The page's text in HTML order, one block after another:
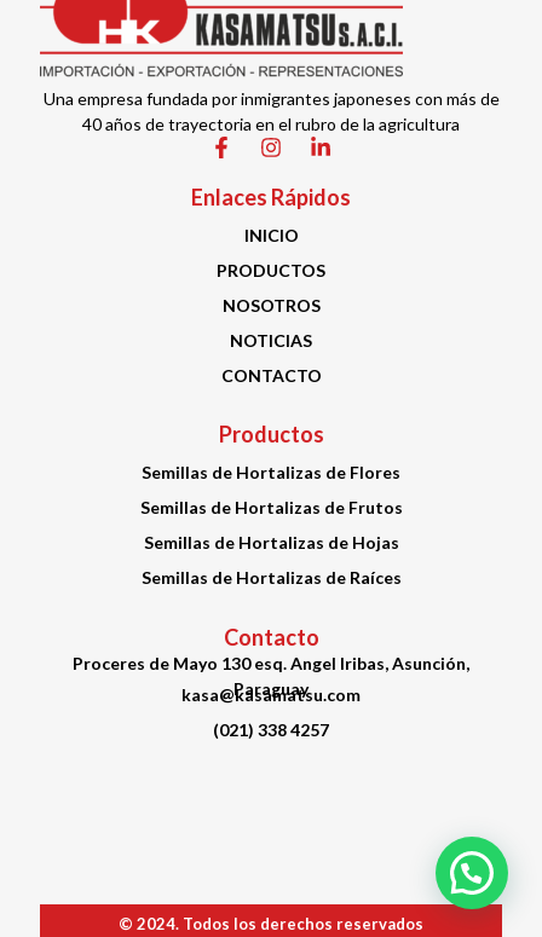
Una empresa fundada por inmigrantes japoneses con más de
40 años de trayectoria en el rubro de la agricultura
Productos
Semillas de Hortalizas de Flores
Semillas de Hortalizas de Frutos
Semillas de Hortalizas de Hojas
Semillas de Hortalizas de Raíces
Enlaces Rápidos
INICIO
PRODUCTOS
NOSOTROS
NOTICIAS
CONTACTO
Contacto
Proceres de Mayo 130 esq. Angel Iribas, Asunción,
Paraguay
kasa@kasamatsu.com
(021) 338 4257
© 2024. Todos los derechos reservados